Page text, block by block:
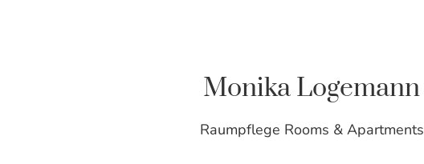
Monika Logemann
Raumpflege Rooms & Apartments